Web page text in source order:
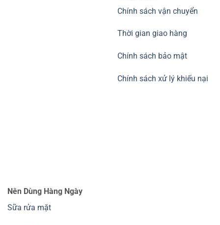
Chính sách vận chuyển
Thời gian giao hàng
Chính sách bảo mật
Chính sách xử lý khiếu nại
Nên Dùng Hàng Ngày
Sữa rửa mặt